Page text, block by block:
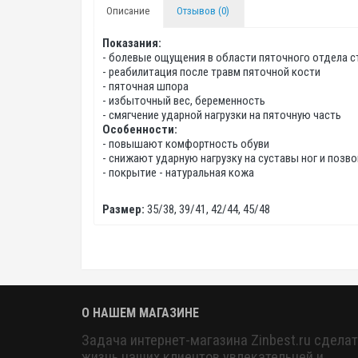
Описание Отзывов (0)
Показания:
- болевые ощущения в области пяточного отдела
- реабилитация после травм пяточной кости
- пяточная шпора
- избыточный вес, беременность
- смягчение ударной нагрузки на пяточную часть
Особенности:
- повышают комфортность обуви
- снижают ударную нагрузку на суставы ног и
- покрытие - натуральная кожа
Размер: 35/38, 39/41, 42/44, 45/48
О НАШЕМ МАГАЗИНЕ
Задача интернет-магазина Zinbest.ru